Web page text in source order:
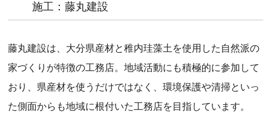
施工：藤丸建設
藤丸建設は、大分県産材と稚内珪藻土を使用した自然派の
家づくりが特徴の工務店。地域活動にも積極的に参加して
おり、県産材を使うだけではなく、環境保護や清掃といっ
た側面からも地域に根付いた工務店を目指しています。